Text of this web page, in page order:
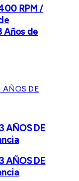
RPM /
Años de
AÑOS DE
AÑOS DE